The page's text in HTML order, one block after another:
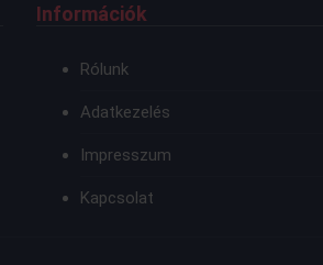
Információk
Rólunk
Adatkezelés
Impresszum
Kapcsolat